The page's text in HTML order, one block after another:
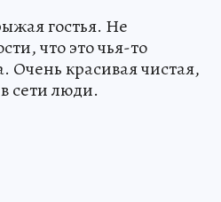
гостья. Не
что это чья-то
красивая чистая,
сети люди.